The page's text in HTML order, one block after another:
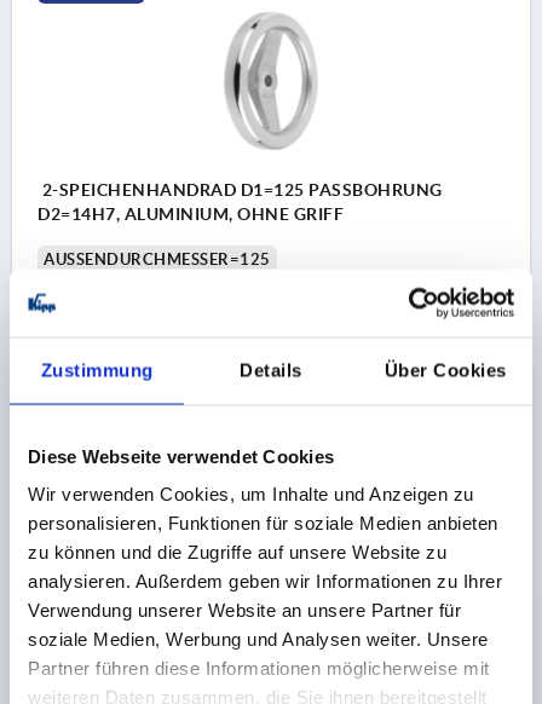
Zustimmung Details Über Cookies
Diese Webseite verwendet Cookies
Wir verwenden Cookies, um Inhalte und Anzeigen zu
personalisieren, Funktionen für soziale Medien anbieten
zu können und die Zugriffe auf unsere Website zu
analysieren. Außerdem geben wir Informationen zu Ihrer
Verwendung unserer Website an unsere Partner für
soziale Medien, Werbung und Analysen weiter. Unsere
Partner führen diese Informationen möglicherweise mit
weiteren Daten zusammen, die Sie ihnen bereitgestellt
2-SPEICHENHANDRAD D1=125 PASSBOHRUNG
D2=14H7, ALUMINIUM, OHNE GRIFF
AUSSENDURCHMESSER=125
AUSFÜHRUNG 1=PASSBOHRUNG
Bestellnummer:K0162.0125X14
zzgl. MwSt.
K0162 OG